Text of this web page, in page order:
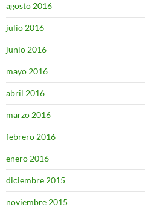
agosto 2016
julio 2016
junio 2016
mayo 2016
abril 2016
marzo 2016
febrero 2016
enero 2016
diciembre 2015
noviembre 2015